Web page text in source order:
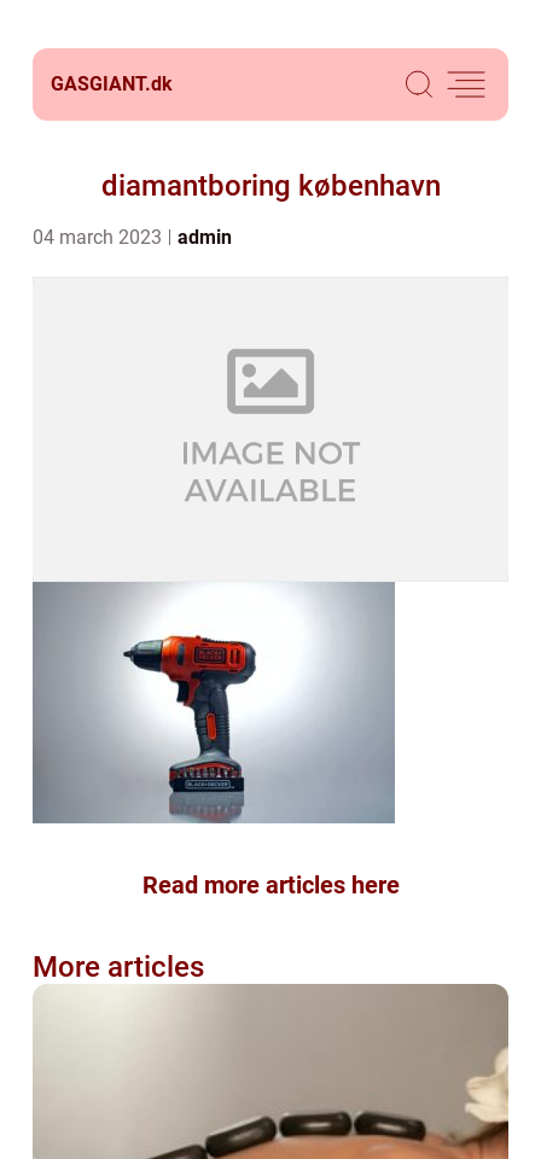
GASGIANT.dk
diamantboring københavn
04 march 2023 admin
Read more articles here
More articles